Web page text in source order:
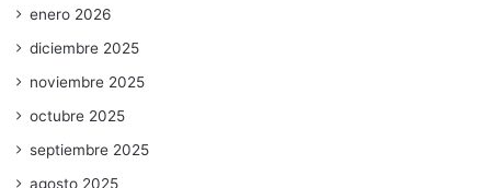
enero 2026
diciembre 2025
noviembre 2025
octubre 2025
septiembre 2025
agosto 2025